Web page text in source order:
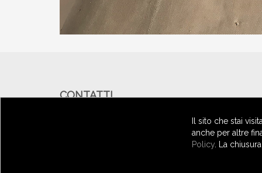
Il sito che stai
anche per altre
Policy . La
CONTATTI
© 2026 ROSSANA FANI - ALL RIGHTS RESERVED